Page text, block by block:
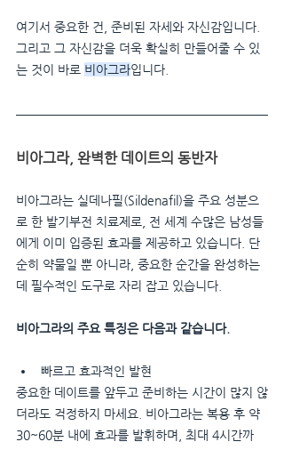
여기서 중요한 건, 준비된 자세와 자신감입니다.
그리고 그 자신감을 더욱 확실히 만들어줄 수 있
는 것이 바로 비아그라입니다.
비아그라, 완벽한 데이트의 동반자
비아그라는 실데나필(Sildenafil)을 주요 성분으
로 한 발기부전 치료제로, 전 세계 수많은 남성들
에게 이미 입증된 효과를 제공하고 있습니다. 단
순히 약물일 뿐 아니라, 중요한 순간을 완성하는
데 필수적인 도구로 자리 잡고 있습니다.
비아그라의 주요 특징은 다음과 같습니다.
빠르고 효과적인 발현
중요한 데이트를 앞두고 준비하는 시간이 많지 않
더라도 걱정하지 마세요. 비아그라는 복용 후 약
30~60분 내에 효과를 발휘하며, 최대 4시간까